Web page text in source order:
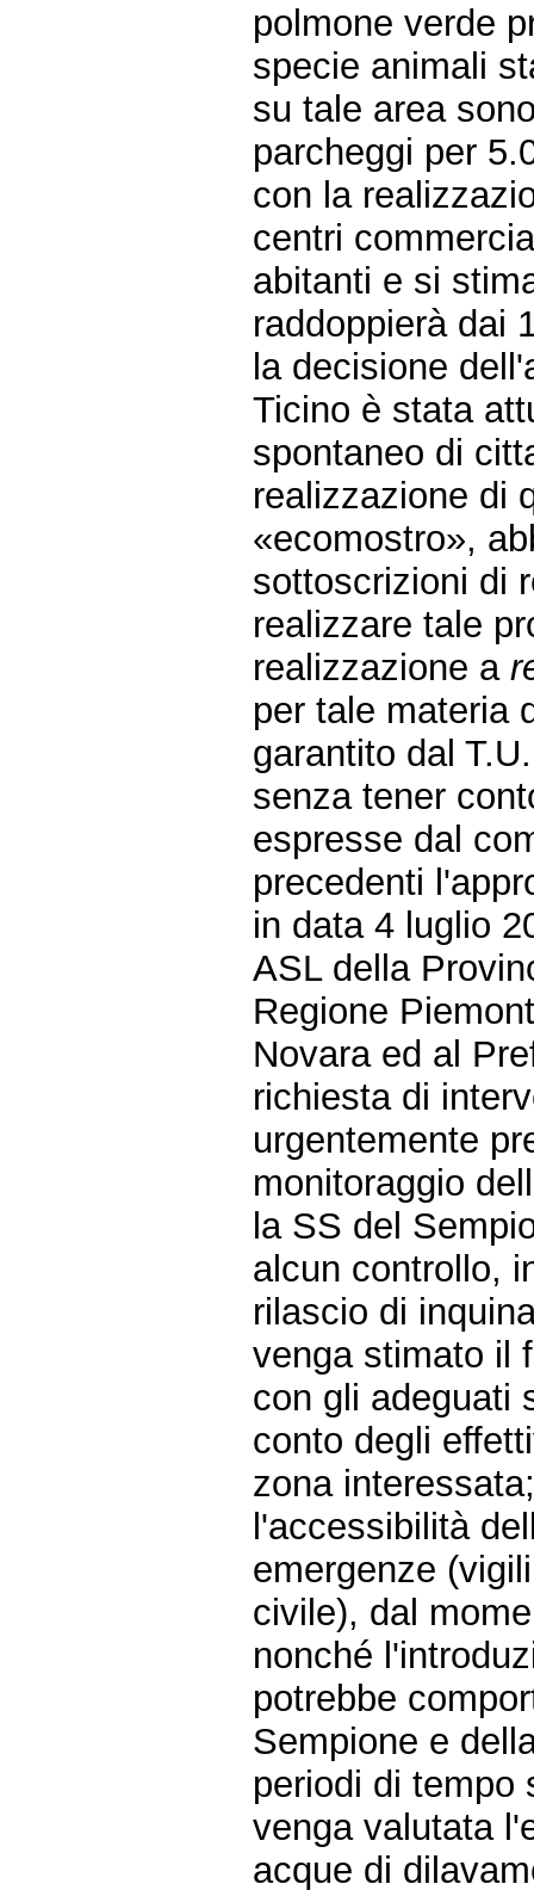
polmone verde
specie animali
su tale area
parcheggi per
con la
centri
abitanti e si
raddoppierà dai
la decisione
Ticino è stata
spontaneo di
realizzazione di
«ecomostro»,
sottoscrizioni di
realizzare tale
realizzazione a
per tale materia
garantito dal
senza tener
espresse dal
precedenti
in data 4 luglio
ASL della
Regione
Novara ed al
richiesta di
urgentemente
monitoraggio
la SS del
alcun controllo,
rilascio di
venga stimato il
con gli adeguati
conto degli
zona
l'accessibilità
emergenze
civile), dal
nonché
potrebbe
Sempione e
periodi di tempo
venga valutata
acque di